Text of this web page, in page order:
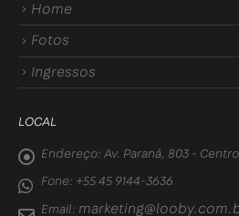
Home
Fotos
Ingressos
LOCAL
Endereço: Av. Paraná, 803 -
Fone: +55 45 9144-3636
Email: